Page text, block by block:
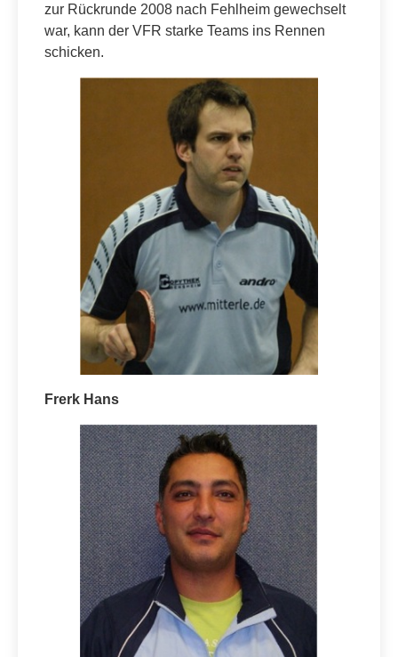
zur Rückrunde 2008 nach Fehlheim gewechselt
war, kann der VFR starke Teams ins Rennen
schicken.
Frerk Hans